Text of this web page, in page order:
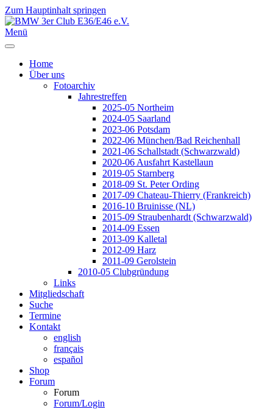
Zum Hauptinhalt springen
Menü
Home
Über uns
Fotoarchiv
Jahrestreffen
2025-05 Northeim
2024-05 Saarland
2023-06 Potsdam
2022-06 München/Bad Reichenhall
2021-06 Schallstadt (Schwarzwald)
2020-06 Ausfahrt Kastellaun
2019-05 Starnberg
2018-09 St. Peter Ording
2017-09 Chateau-Thierry (Frankreich)
2016-10 Bruinisse (NL)
2015-09 Straubenhardt (Schwarzwald)
2014-09 Essen
2013-09 Kalletal
2012-09 Harz
2011-09 Gerolstein
2010-05 Clubgründung
Links
Mitgliedschaft
Suche
Termine
Kontakt
english
français
español
Shop
Forum
Forum
Forum/Login
Jahr
Monat
Jahr
Monat